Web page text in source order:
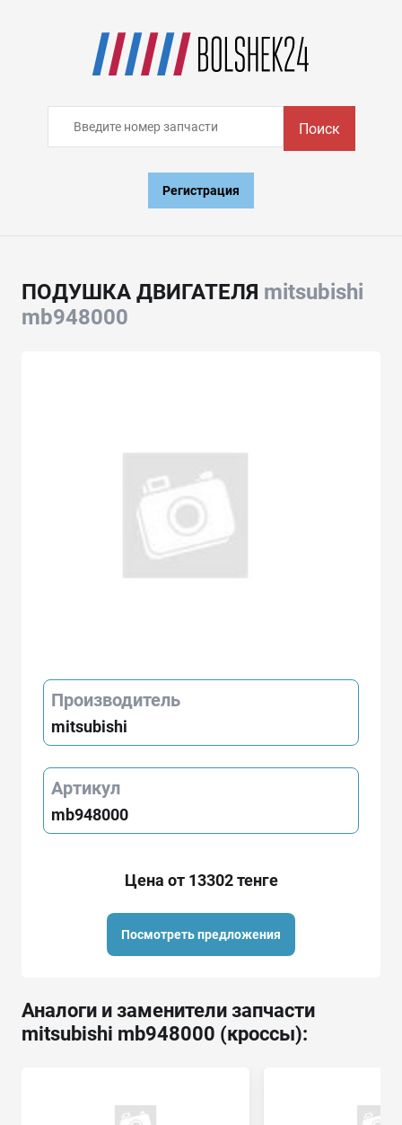
Поиск
Регистрация
ПОДУШКА ДВИГАТЕЛЯ mitsubishi
mb948000
Производитель
mitsubishi
Артикул
mb948000
Цена от 13302 тенге
Посмотреть предложения
Аналоги и заменители запчасти
mitsubishi mb948000 (кроссы):